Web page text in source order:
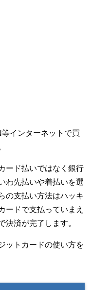
インターネットで買
ード払いではなく銀行
わ先払いや着払いを選
の支払い方法はハッキ
ードで支払っていまえ
決済が完了します。
ットカードの使い方を